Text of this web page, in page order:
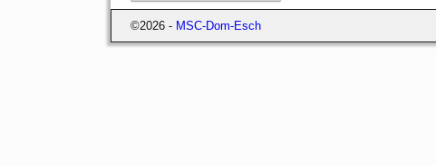
©2026 - MSC-Dom-Esch